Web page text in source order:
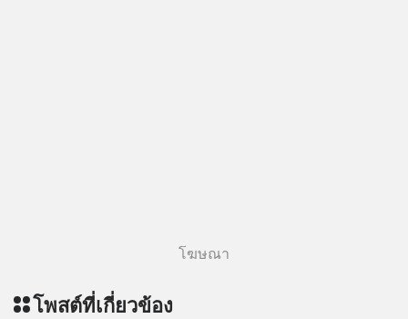
โฆษณา
โพสต์ที่เกี่ยวข้อง